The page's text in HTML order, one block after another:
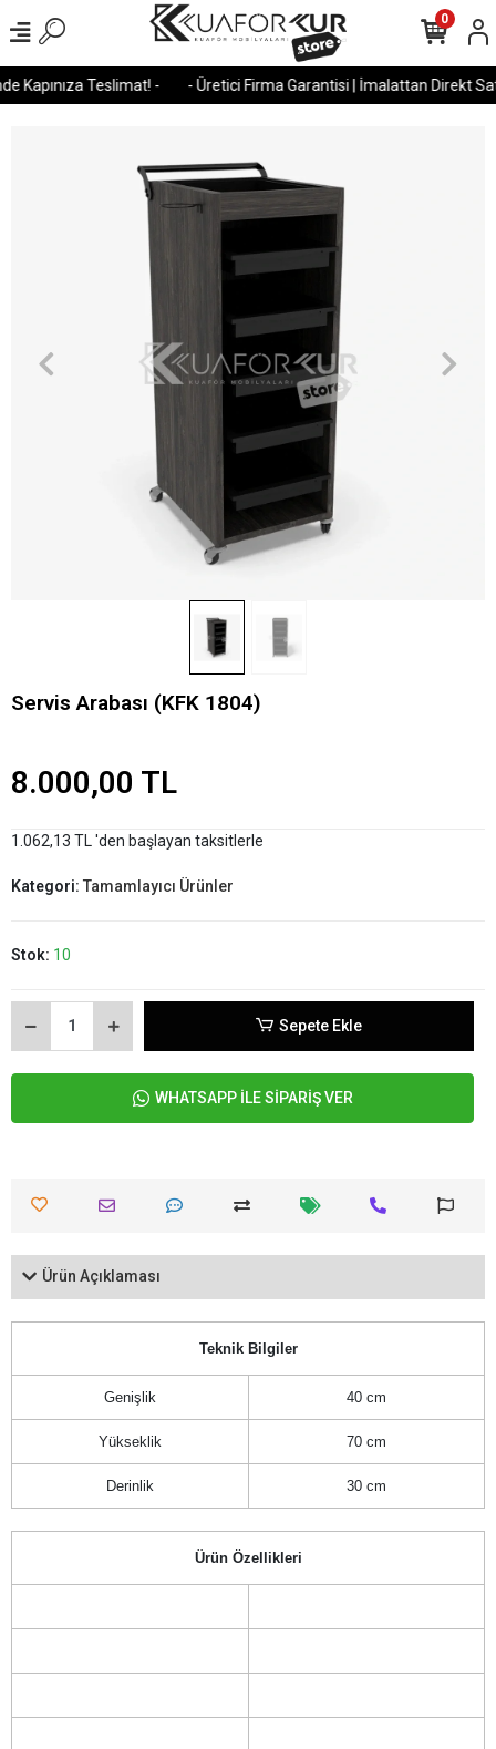
Kapınıza Teslimat! - - Üretici Firma Garantisi | İmalattan Direkt
0
Servis Arabası (KFK 1804)
8.000,00 TL
1.062,13 TL 'den başlayan taksitlerle
Kategori: Tamamlayıcı Ürünler
Stok: 10
Sepete Ekle
WHATSAPP İLE SİPARİŞ VER
Ürün Açıklaması
Teknik Bilgiler
Genişlik 40 cm
Yükseklik 70 cm
Derinlik 30 cm
Ürün Özellikleri